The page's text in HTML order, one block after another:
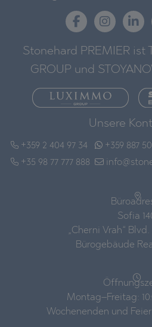
Stonehard PREMIER ist
GROUP und
Unsere
+359 2 404 97 34
+35 98 77 777 888
+359 887
Sofia
„Cherni Vrah“ Blvd.
Bürogebäude
Montag–Freitag:
Wochenenden und